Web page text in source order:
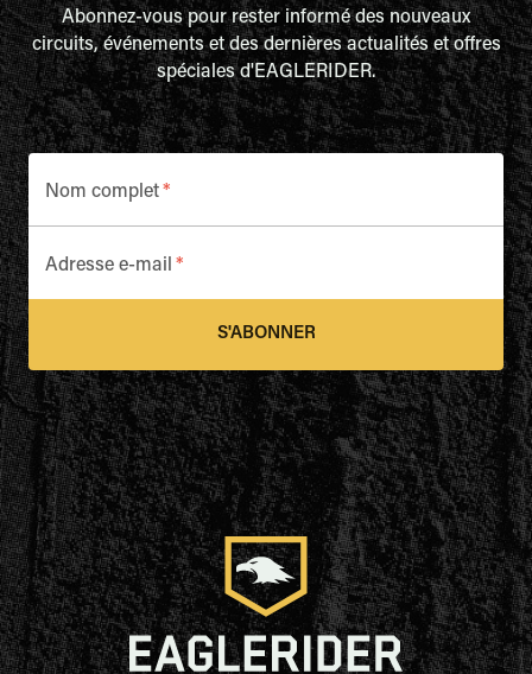
Abonnez-vous pour rester informé des nouveaux
circuits, événements et des dernières actualités et offres
spéciales d'EAGLERIDER.
Nom complet*
Adresse e-mail *
S'ABONNER